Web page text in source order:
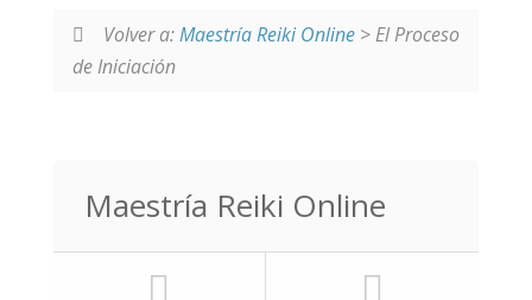
Volver a:Maestría Reiki Online> El Proceso
de Iniciación
Maestría Reiki Online